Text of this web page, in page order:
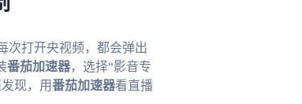
次打开央视频，都会弹出
番茄加速器，选择“影音专
现，用番茄加速器看直播